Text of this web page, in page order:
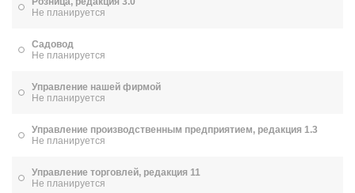
Не планируется
Садовод
Не планируется
Управление нашей фирмой
Не планируется
Управление производственным предприятием, редакция 1.3
Не планируется
Управление торговлей, редакция 11
Не планируется